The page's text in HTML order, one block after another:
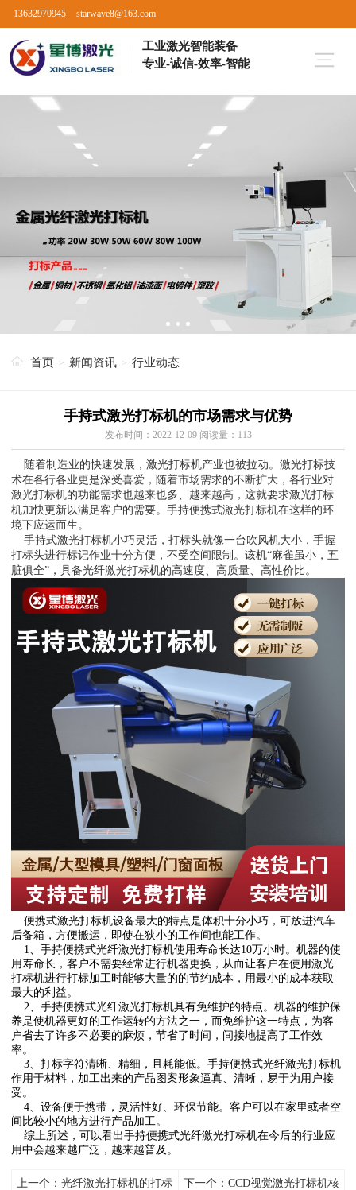
13632970945 starwave8@163.com
工业激光智能装备
专业-诚信-效率-智能
产品中心
首页 > 新闻资讯 > 行业动态
手持式激光打标机的市场需求与优势
发布时间：2022-12-09 阅读量： 113
随着制造业的快速发展，激光打标机产业也被拉动。激光打标技
术在各行各业更是深受喜爱，随着市场需求的不断扩大，各行业对
激光打标机的功能需求也越来也多、越来越高，这就要求激光打标
机加快更新以满足客户的需要。手持便携式激光打标机在这样的环
境下应运而生。
手持式激光打标机小巧灵活，打标头就像一台吹风机大小，手握
打标头进行标记作业十分方便，不受空间限制。该机“麻雀虽小，五
脏俱全”，具备光纤激光打标机的高速度、高质量、高性价比。
便携式激光打标机设备最大的特点是体积十分小巧，可放进汽车
后备箱，方便搬运，即使在狭小的工作间也能工作。
1、手持便携式光纤激光打标机使用寿命长达10万小时。机器的使
用寿命长，客户不需要经常进行机器更换，从而让客户在使用激光
打标机进行打标加工时能够大量的的节约成本，用最小的成本获取
最大的利益。
2、手持便携式光纤激光打标机具有免维护的特点。机器的维护保
养是使机器更好的工作运转的方法之一，而免维护这一特点，为客
户省去了许多不必要的麻烦，节省了时间，间接地提高了工作效
率。
3、打标字符清晰、精细，且耗能低。手持便携式光纤激光打标机
作用于材料，加工出来的产品图案形象逼真、清晰，易于为用户接
受。
4、设备便于携带，灵活性好、环保节能。客户可以在家里或者空
间比较小的地方进行产品加工。
综上所述，可以看出手持便携式光纤激光打标机在今后的行业应
用中会越来越广泛，越来越普及。
上一个：光纤激光打标机的打标 下一个：CCD视觉激光打标机核